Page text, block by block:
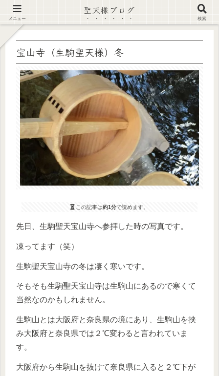
【注意喚起】偽サイト及び偽情報に注意 ▶確認する◀
宝山寺（生駒聖天様）冬
この記事は約1分で読めます。
先日、生駒聖天宝山寺へ参拝した時の写真です。
凍ってます（笑）
生駒聖天宝山寺の冬は凄く寒いです。
そもそも生駒聖天宝山寺は生駒山にあるので寒くて
当然なのかもしれません。
生駒山とは大阪府と奈良県の境にあり、生駒山を挟
み大阪府と奈良県では２℃変わると言われていま
す。
大阪府から生駒山を抜けて奈良県に入ると２℃下が
メニュー
聖天様ブログ
検索